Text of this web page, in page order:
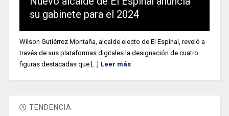
su gabinete para el 2024
Wilson Gutiérrez Montaña, alcalde electo de El Espinal, reveló a
través de sus plataformas digitales la designación de cuatro
figuras destacadas que [...] Leer más
TENDENCIA